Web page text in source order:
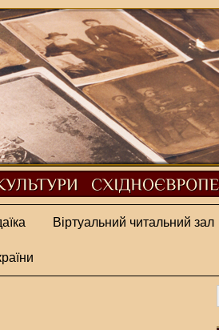
Віртуальний читальний зал